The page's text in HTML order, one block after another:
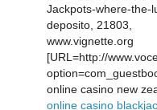
Jackpots-where-
deposito, 21803,
www.vignette.org
[URL=http://
online casino new
online casino